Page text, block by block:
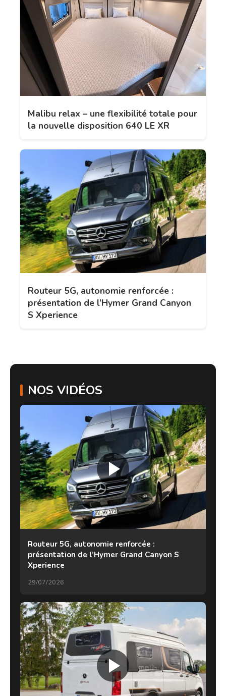
Malibu relax – une flexibilité totale pour
la nouvelle disposition 640 LE XR
Routeur 5G, autonomie renforcée :
présentation de l’Hymer Grand Canyon
S Xperience
NOS VIDÉOS
Routeur 5G, autonomie renforcée :
présentation de l’Hymer Grand Canyon S
Xperience
29/07/2026